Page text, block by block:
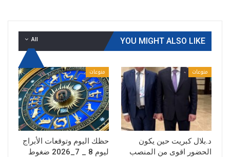
All YOU MIGHT ALSO LIKE
منوعات
د.بلال كبريت حين يكون
الحضور اقوى من المنصب
منوعات
حظك اليوم وتوقعات الأبراج
ليوم 8 _ 7_2026 ضغوط